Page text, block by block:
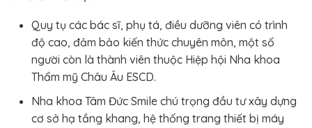
Quy tụ các bác sĩ, phụ tá, điều dưỡng viên có trình
độ cao, đảm bảo kiến thức chuyên môn, một số
người còn là thành viên thuộc Hiệp hội Nha khoa
Thẩm mỹ Châu Âu ESCD.
Nha khoa Tâm Đức Smile chú trọng đầu tư xây dựng
cơ sở hạ tầng khang, hệ thống trang thiết bị máy